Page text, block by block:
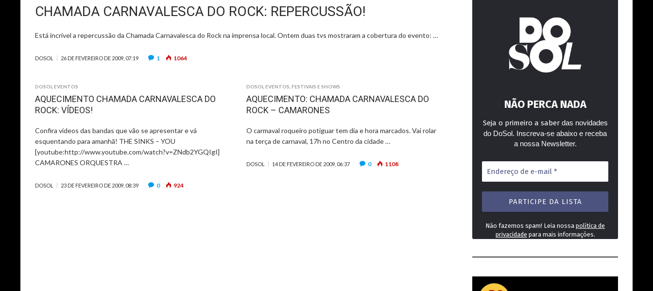
CHAMADA CARNAVALESCA DO ROCK: REPERCUSSÃO!
Está incrível a repercussão da Chamada Carnavalesca do Rock na imprensa local. Ontem duas tvs mostraram a cobertura do evento: …
DOSOL 26 DE FEVEREIRO DE 2009, 07:19 1 1064
DOSOL EVENTOS
AQUECIMENTO CHAMADA CARNAVALESCA DO
ROCK: VÍDEOS!
Confira vídeos das bandas que vão se apresentar e vá
esquentando para amanhã! THE SINKS – YOU
[youtube:http://www.youtube.com/watch?v=ZNdb2YGQIgI]
CAMARONES ORQUESTRA …
DOSOL 23 DE FEVEREIRO DE 2009, 08:39 0 924
DOSOL EVENTOS ,FESTIVAIS E SHOWS
AQUECIMENTO: CHAMADA CARNAVALESCA DO
ROCK – CAMARONES
O carmaval roqueiro potiguar tem dia e hora marcados. Vai rolar
na terça de carnaval, 17h no Centro da cidade …
DOSOL 14 DE FEVEREIRO DE 2009, 06:37 0 1108
NÃO PERCA NADA
Seja o primeiro a saberdas novidades
do DoSol. Inscreva-se abaixo e receba
a nossa Newsletter.
Endereço
de
e-
mail
Não fazemos spam! Leia nossa política de
privacidade para mais informações.